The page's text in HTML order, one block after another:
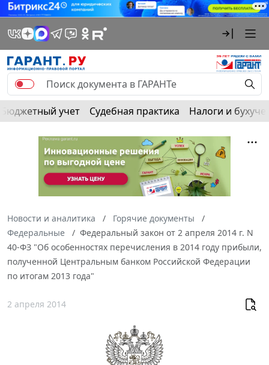
Бюджетный учет Судебная практика Налоги и
Новости и аналитика
Горячие документы
Федеральные
Федеральный закон от 2 апреля 2014 г. N
40-ФЗ "Об особенностях перечисления в 2014 году прибыли,
полученной Центральным банком Российской Федерации
по итогам 2013 года"
2 апреля 2014